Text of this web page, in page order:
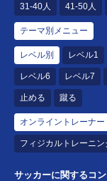
31-40人 41-50人
テーマ別メニュー
レベル別 レベル1
レベル6 レベル7
止める 蹴る
オンライントレーナー
フィジカルトレーニン
サッカーに関するコ